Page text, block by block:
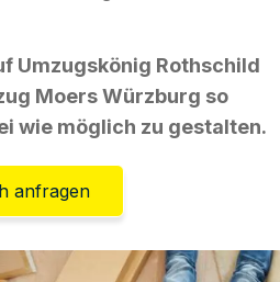
Umzugskönig Rothschild
Moers Würzburg so
wie möglich zu gestalten.
anfragen